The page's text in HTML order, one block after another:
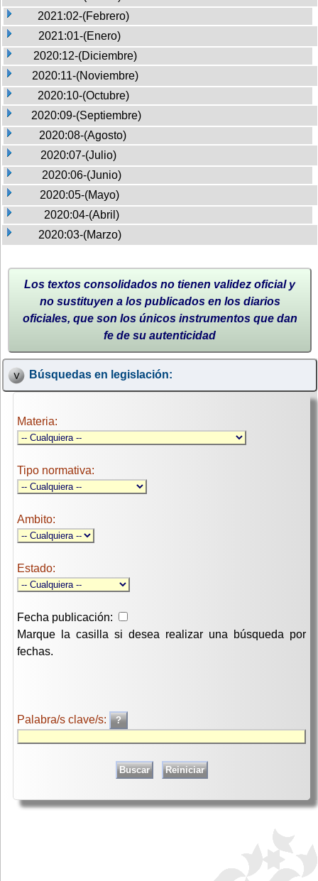
2021:02-(Febrero)
2021:01-(Enero)
2020:12-(Diciembre)
2020:11-(Noviembre)
2020:10-(Octubre)
2020:09-(Septiembre)
2020:08-(Agosto)
2020:07-(Julio)
2020:06-(Junio)
2020:05-(Mayo)
2020:04-(Abril)
2020:03-(Marzo)
Los textos consolidados no tienen validez oficial y
no sustituyen a los publicados en los diarios
oficiales, que son los únicos instrumentos que dan
fe de su autenticidad
Búsquedas en legislación:
Materia:
Tipo normativa:
Ambito:
Estado:
Fecha publicación:
Marque la casilla si desea realizar una búsqueda por
fechas.
Palabra/s clave/s: